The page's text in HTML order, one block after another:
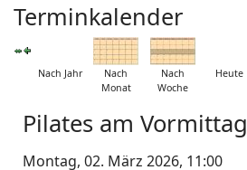
Terminkalender
Nach Jahr
Nach
Monat
Nach
Woche
Heute
Pilates am Vormittag
Montag, 02. März 2026, 11:00